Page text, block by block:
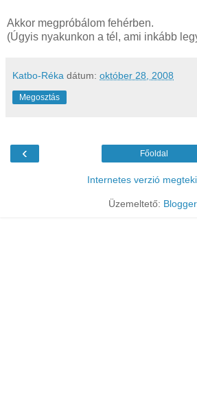
Akkor megpróbálom fehérben.
(Úgyis nyakunkon a tél, ami inkább
Katbo-Réka dátum: október 28, 2008
Megosztás
‹ Főoldal
Internetes verzió
Üzemeltető: Blogger.